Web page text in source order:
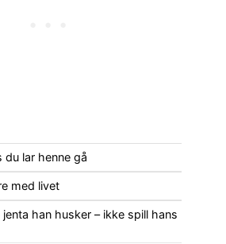
du lar henne gå
med livet
han husker – ikke spill hans